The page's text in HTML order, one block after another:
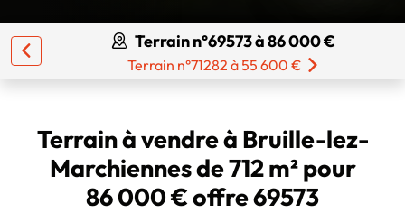
Terrain n°69573 à 86 000 €
Terrain n°71282 à 55 600 €
Terrain à vendre à Bruille-lez-
Marchiennes de 712 m² pour
86 000 € offre 69573